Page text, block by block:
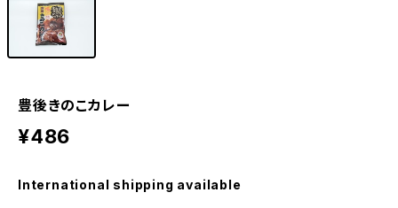
豊後きのこカレー
¥486
International shipping available